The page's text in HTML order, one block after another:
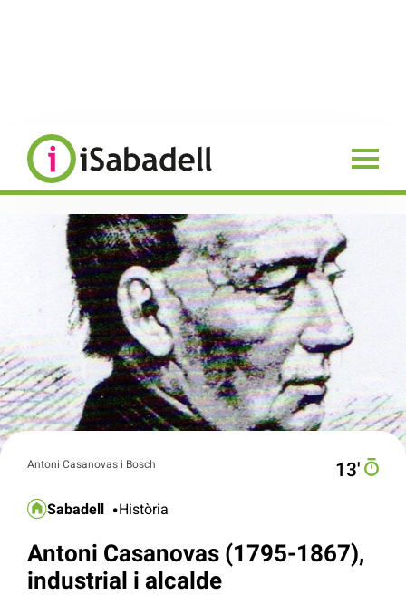
Antoni Casanovas i Bosch 13′
Sabadell Història
Antoni Casanovas (1795-1867),
industrial i alcalde